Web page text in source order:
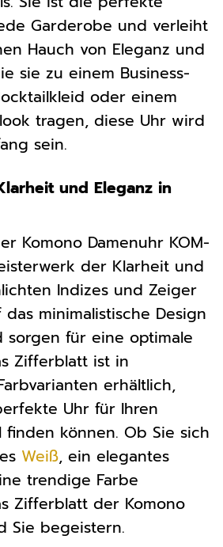
Garderobe und verleiht
Hauch von Eleganz und
sie zu einem Business-
oder einem
tragen, diese Uhr wird
sein.
und Eleganz in
Komono Damenuhr KOM-
der Klarheit und
Indizes und Zeiger
minimalistische Design
sorgen für eine optimale
Zifferblatt ist in
erhältlich,
Uhr für Ihren
finden können. Ob Sie sich
Weiß, ein elegantes
trendige Farbe
Zifferblatt der Komono
Sie begeistern.